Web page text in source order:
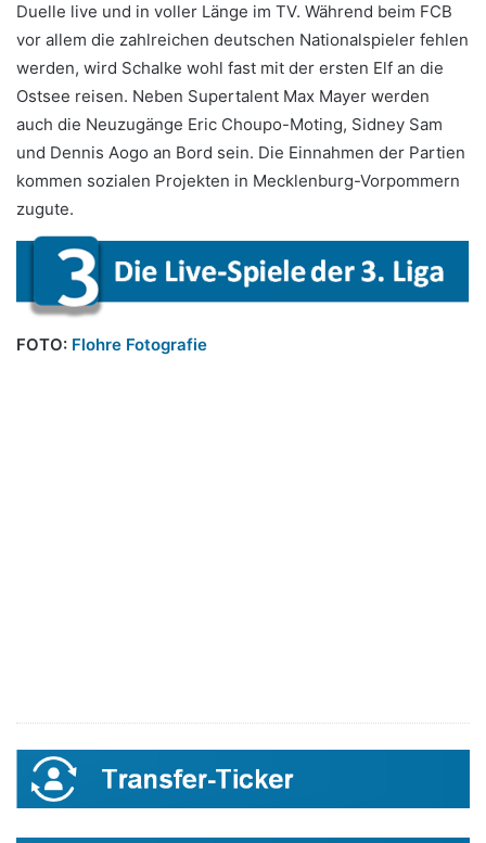
Duelle live und in voller Länge im TV. Während beim FCB
vor allem die zahlreichen deutschen Nationalspieler fehlen
werden, wird Schalke wohl fast mit der ersten Elf an die
Ostsee reisen. Neben Supertalent Max Mayer werden
auch die Neuzugänge Eric Choupo-Moting, Sidney Sam
und Dennis Aogo an Bord sein. Die Einnahmen der Partien
kommen sozialen Projekten in Mecklenburg-Vorpommern
zugute.
FOTO: Flohre Fotografie